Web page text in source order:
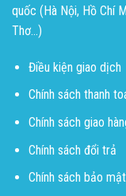
quốc (Hà Nội, Hồ Chí
Thơ...)
Điều kiện giao dịch
Chính sách thanh
Chính sách giao
Chính sách đổi trả
Chính sách bảo mật